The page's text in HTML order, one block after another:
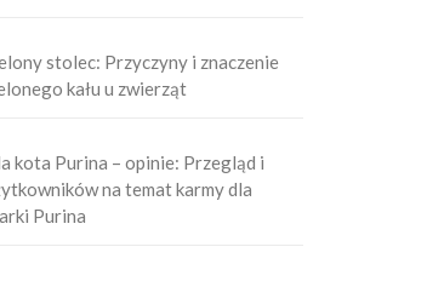
stolec: Przyczyny i znaczenie
kału u zwierząt
kota Purina – opinie: Przegląd i
na temat karmy dla
Purina